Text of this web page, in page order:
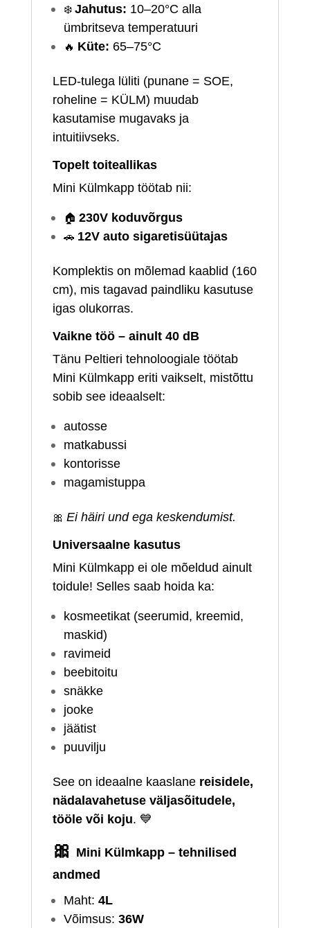
❄️ Jahutus: 10–20°C alla
ümbritseva temperatuuri
🔥 Küte: 65–75°C
LED‑tulega lüliti (punane = SOE,
roheline = KÜLM) muudab
kasutamise mugavaks ja
intuitiivseks.
Topelt toiteallikas
Mini Külmkapp töötab nii:
🏠 230V koduvõrgus
🚗 12V auto sigaretisüütajas
Komplektis on mõlemad kaablid (160
cm), mis tagavad paindliku kasutuse
igas olukorras.
Vaikne töö – ainult 40 dB
Tänu Peltieri tehnoloogiale töötab
Mini Külmkapp eriti vaikselt, mistõttu
sobib see ideaalselt:
autosse
matkabussi
kontorisse
magamistuppa
🎀 Ei häiri und ega keskendumist.
Universaalne kasutus
Mini Külmkapp ei ole mõeldud ainult
toidule! Selles saab hoida ka:
kosmeetikat (seerumid, kreemid,
maskid)
ravimeid
beebitoitu
snäkke
jooke
jäätist
puuvilju
See on ideaalne kaaslane reisidele,
nädalavahetuse väljasõitudele,
tööle või koju. 💙
🎀 Mini Külmkapp – tehnilised
andmed
Maht: 4L
Võimsus: 36W